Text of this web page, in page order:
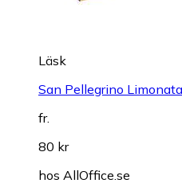
Läsk
San Pellegrino
fr.
80 kr
hos AllOffice.se